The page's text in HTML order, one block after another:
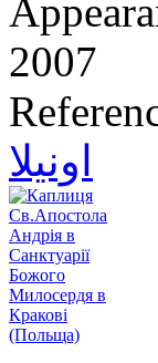
2007
اونيلا